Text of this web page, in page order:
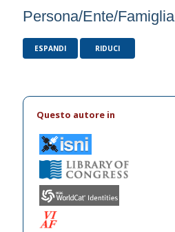
Persona/Ente/Famiglia
ESPANDI RIDUCI
Questo autore in